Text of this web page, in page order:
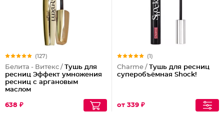
(127)
Белита - Витекс / Тушь для
ресниц Эффект умножения
ресниц с аргановым
маслом
638 ₽
(1)
Charme / Тушь для ресниц
суперобъёмная Shock!
от 339 ₽